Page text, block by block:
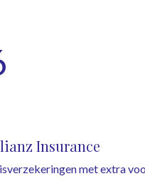
Insurance
met extra